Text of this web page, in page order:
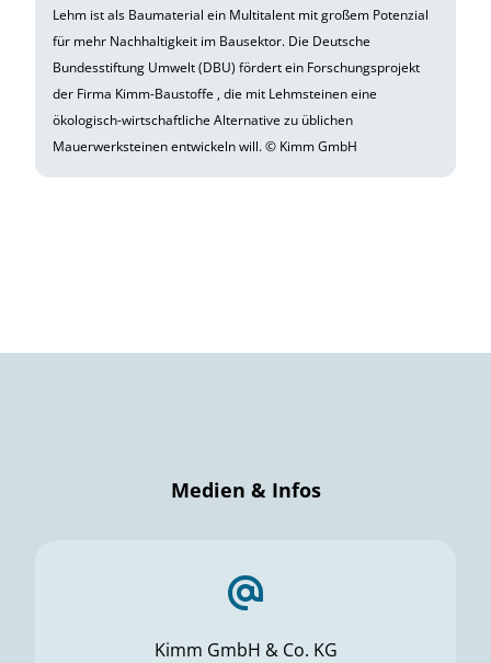
Lehm ist als Baumaterial ein Multitalent mit großem Potenzial
für mehr Nachhaltigkeit im Bausektor. Die Deutsche
Bundesstiftung Umwelt (DBU) fördert ein Forschungsprojekt
der Firma Kimm-Baustoffe , die mit Lehmsteinen eine
ökologisch-wirtschaftliche Alternative zu üblichen
Mauerwerksteinen entwickeln will. © Kimm GmbH
Medien & Infos
Kimm GmbH & Co. KG